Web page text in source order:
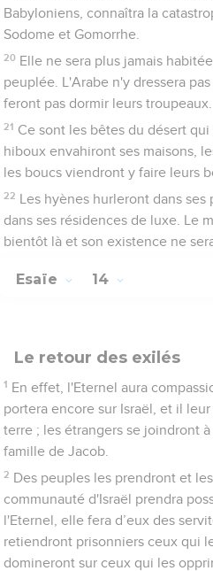
Babyloniens, connaîtra la
Sodome et Gomorrhe.
20 Elle ne sera plus jamais
peuplée. L'Arabe n'y dressera
feront pas dormir leurs troupeaux.
21 Ce sont les bêtes du désert
hiboux envahiront ses maisons,
les boucs viendront y faire leurs
22 Les hyènes hurleront dans ses
dans ses résidences de luxe. Le
bientôt là et son existence ne
Esaïe 14
Le retour des exilés
1 En effet, l'Eternel aura
portera encore sur Israël, et il
terre ; les étrangers se joindront
famille de Jacob.
2 Des peuples les prendront et
communauté d'Israël prendra
l'Eternel, elle fera d’eux des
retiendront prisonniers ceux qui
domineront sur ceux qui les